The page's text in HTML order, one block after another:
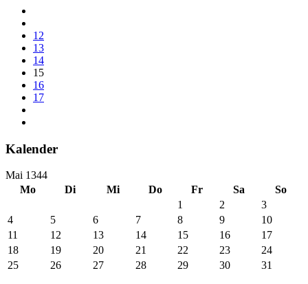
12
13
14
15
16
17
Kalender
Mai 1344
Mo
Di Mi Do Fr Sa
So
1
2
3
4
5 6 7 8 9
10
11
12 13 14 15 16
17
18
19 20 21 22 23
24
25
26 27 28 29 30 31